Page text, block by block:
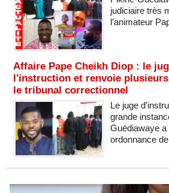
judiciaire très
l’animateur
Affaire Pape Cheikh Diop : le
l'instruction et renvoie
le tribunal correctionnel
Le juge
grande
Guédiawaye a
ordonnance